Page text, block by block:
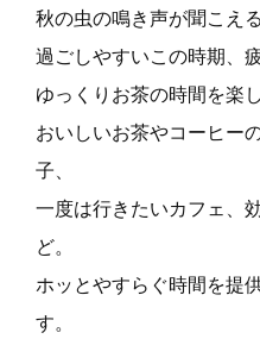
秋の虫の鳴き声が聞こえ
過ごしやすいこの時期、
ゆっくりお茶の時間を楽
おいしいお茶やコーヒー
子、
一度は行きたいカフェ、
ど。
ホッとやすらぐ時間を提
す。